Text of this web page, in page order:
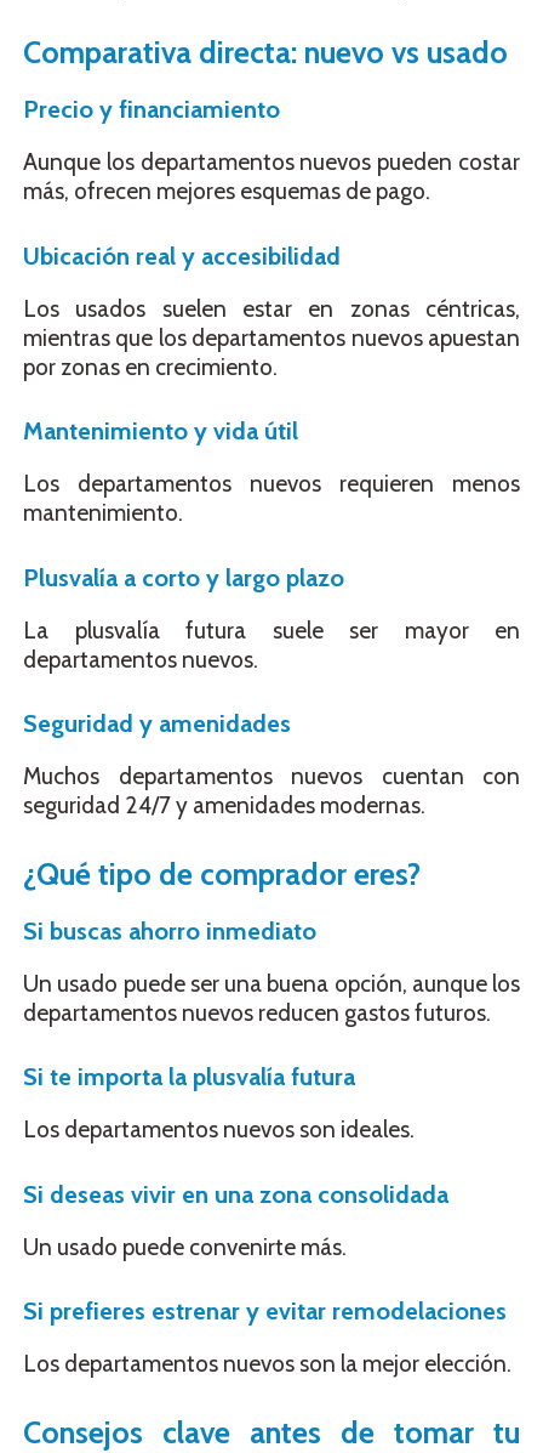
Comparativa directa: nuevo vs usado
Precio y financiamiento
Aunque los departamentos nuevos pueden costar
más, ofrecen mejores esquemas de pago.
Ubicación real y accesibilidad
Los usados suelen estar en zonas céntricas,
mientras que los departamentos nuevos apuestan
por zonas en crecimiento.
Mantenimiento y vida útil
Los departamentos nuevos requieren menos
mantenimiento.
Plusvalía a corto y largo plazo
La plusvalía futura suele ser mayor en
departamentos nuevos.
Seguridad y amenidades
Muchos departamentos nuevos cuentan con
seguridad 24/7 y amenidades modernas.
¿Qué tipo de comprador eres?
Si buscas ahorro inmediato
Un usado puede ser una buena opción, aunque los
departamentos nuevos reducen gastos futuros.
Si te importa la plusvalía futura
Los departamentos nuevos son ideales.
Si deseas vivir en una zona consolidada
Un usado puede convenirte más.
Si prefieres estrenar y evitar remodelaciones
Los departamentos nuevos son la mejor elección.
Consejos clave antes de tomar tu